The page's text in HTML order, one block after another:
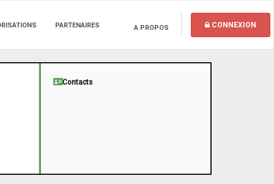
PARTENAIRES A PROPOS CONNEXION
Contacts